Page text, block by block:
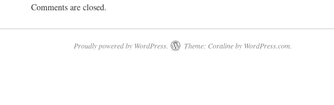
Comments are closed.
Proudly powered by WordPress. Theme: Coraline by WordPress.com